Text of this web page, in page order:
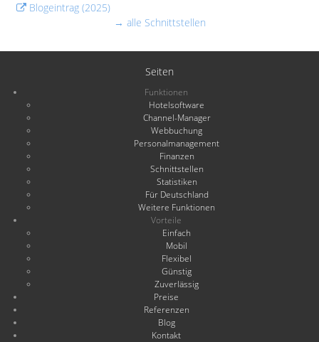
Blogeintrag (2025)
→ alle Schnittstellen
Seiten
Funktionen
Hotelsoftware
Channel-Manager
Webbuchung
Personalmanagement
Finanzen
Schnittstellen
Statistiken
Für Deutschland
Weitere Funktionen
Vorteile
Einfach
Mobil
Flexibel
Günstig
Zuverlässig
Preise
Referenzen
Blog
Kontakt